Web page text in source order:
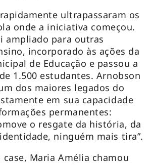
ultrapassaram os
onde a iniciativa começou.
ampliado para outras
incorporado às ações da
de Educação e passou a
1.500 estudantes. Arnobson
dos maiores legados do
em sua capacidade
permanentes:
o resgate da história, da
ninguém mais tira”.
Maria Amélia chamou